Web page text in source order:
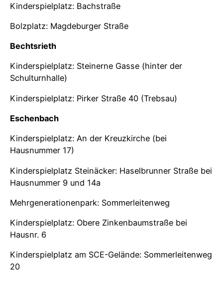
Kinderspielplatz: Bachstraße
Bolzplatz: Magdeburger Straße
Bechtsrieth
Kinderspielplatz: Steinerne Gasse (hinter der
Schulturnhalle)
Kinderspielplatz: Pirker Straße 40 (Trebsau)
Eschenbach
Kinderspielplatz: An der Kreuzkirche (bei
Hausnummer 17)
Kinderspielplatz Steinäcker: Haselbrunner Straße bei
Hausnummer 9 und 14a
Mehrgenerationenpark: Sommerleitenweg
Kinderspielplatz: Obere Zinkenbaumstraße bei
Hausnr. 6
Kinderspielplatz am SCE-Gelände: Sommerleitenweg
20